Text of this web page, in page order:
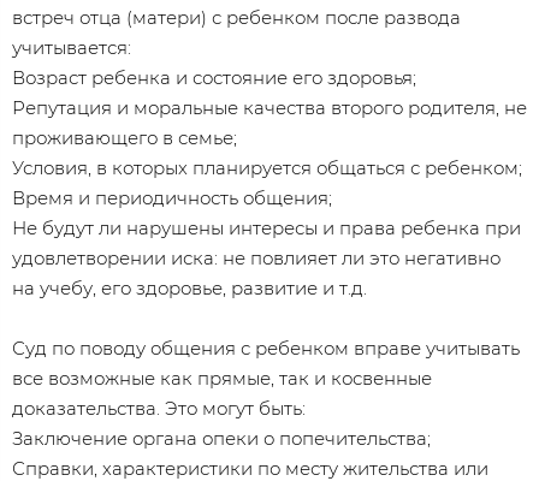
встреч отца (матери) с ребенком после развода
учитывается:
Возраст ребенка и состояние его здоровья;
Репутация и моральные качества второго родителя, не
проживающего в семье;
Условия, в которых планируется общаться с ребенком;
Время и периодичность общения;
Не будут ли нарушены интересы и права ребенка при
удовлетворении иска: не повлияет ли это негативно
на учебу, его здоровье, развитие и т.д.
Суд по поводу общения с ребенком вправе учитывать
все возможные как прямые, так и косвенные
доказательства. Это могут быть:
Заключение органа опеки о попечительства;
Справки, характеристики по месту жительства или